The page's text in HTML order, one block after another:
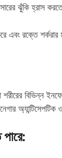
ঝুঁকি হ্রাস
রক্তে শর্করার
শরীরের বিভিন্ন